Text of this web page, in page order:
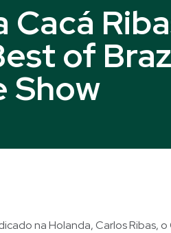
of
Show
na Holanda, Carlos Ribas,